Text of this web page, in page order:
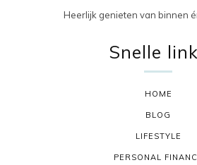
Heerlijk genieten van binnen
Snelle
HOME
BLOG
LIFESTYLE
PERSONAL